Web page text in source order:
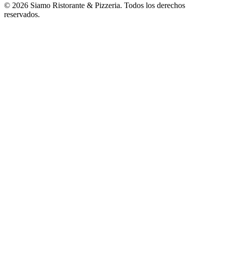
© 2026 Siamo Ristorante & Pizzeria. Todos los derechos
reservados.